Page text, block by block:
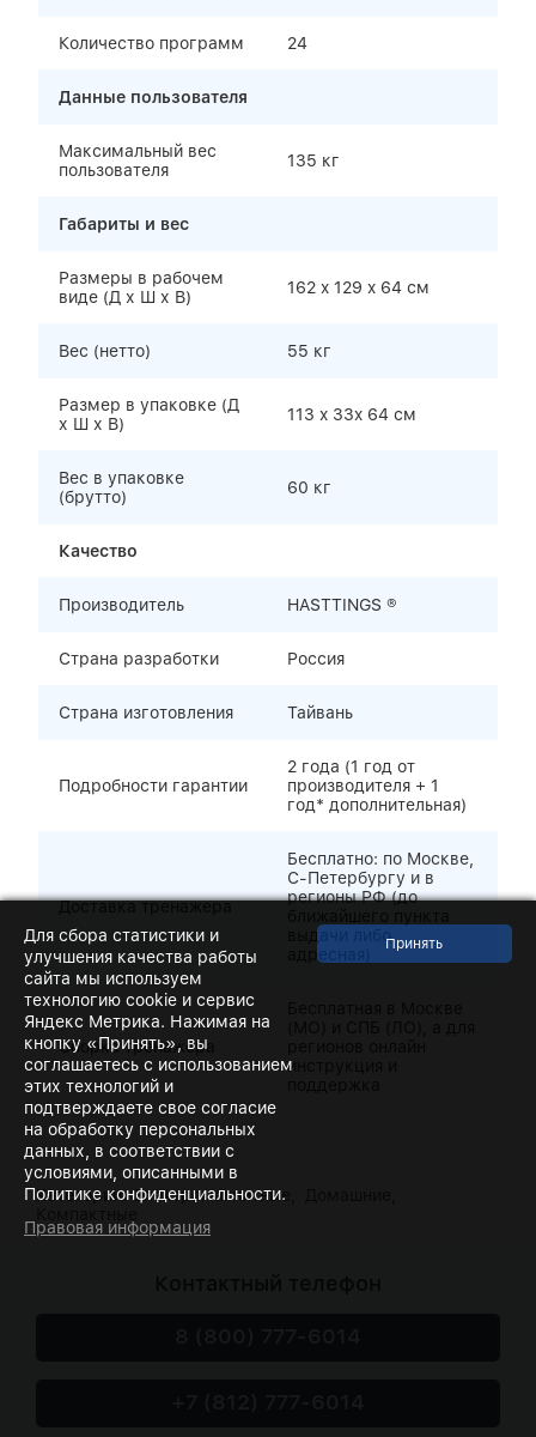
Количество программ 24
Данные пользователя
Максимальный вес
пользователя
135 кг
Габариты и вес
Размеры в рабочем
виде (Д х Ш х В)
162 x 129 x 64 см
Вес (нетто) 55 кг
Размер в упаковке (Д
х Ш х В)
113 x 33x 64 см
Вес в упаковке
(брутто)
60 кг
Качество
Производитель HASTTINGS ®
Страна разработки Россия
Страна изготовления Тайвань
Подробности гарантии
2 года (1 год от
производителя + 1
год* дополнительная)
Доставка тренажера
Бесплатно: по Москве,
С-Петербургу и в
регионы РФ (до
выдачи либо
адресная)
Сборка тренажера
инструкция и
Категории:Электромагнитные,
Для сбора статистики и
улучшения качества работы
сайта мы используем
технологию cookie и сервис
Яндекс Метрика. Нажимая на
кнопку «Принять», вы
соглашаетесь с использованием
этих технологий и
подтверждаете свое согласие
на обработку персональных
данных, в соответствии с
условиями, описанными в
Политике конфиденциальности.
Правовая информация